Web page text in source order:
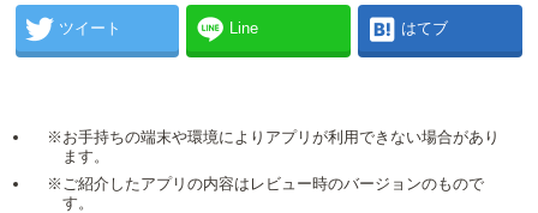
ツイート Line はてブ
※お手持ちの端末や環境によりアプリが利用できない場合があり
ます。
※ご紹介したアプリの内容はレビュー時のバージョンのもので
す。